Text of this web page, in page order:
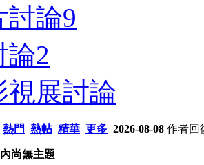
討論9
論2
視展討論
熱門 熱帖 精華 更多 2026-08-08 作者回
尚無主題